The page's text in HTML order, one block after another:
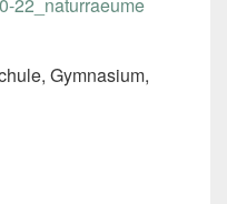
Gymnasium,